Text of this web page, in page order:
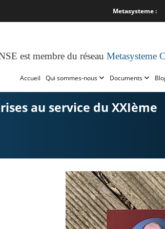
Metasysteme :
est membre du réseau Metasysteme
Accueil Qui sommes-nous Documents
au service du XXIème